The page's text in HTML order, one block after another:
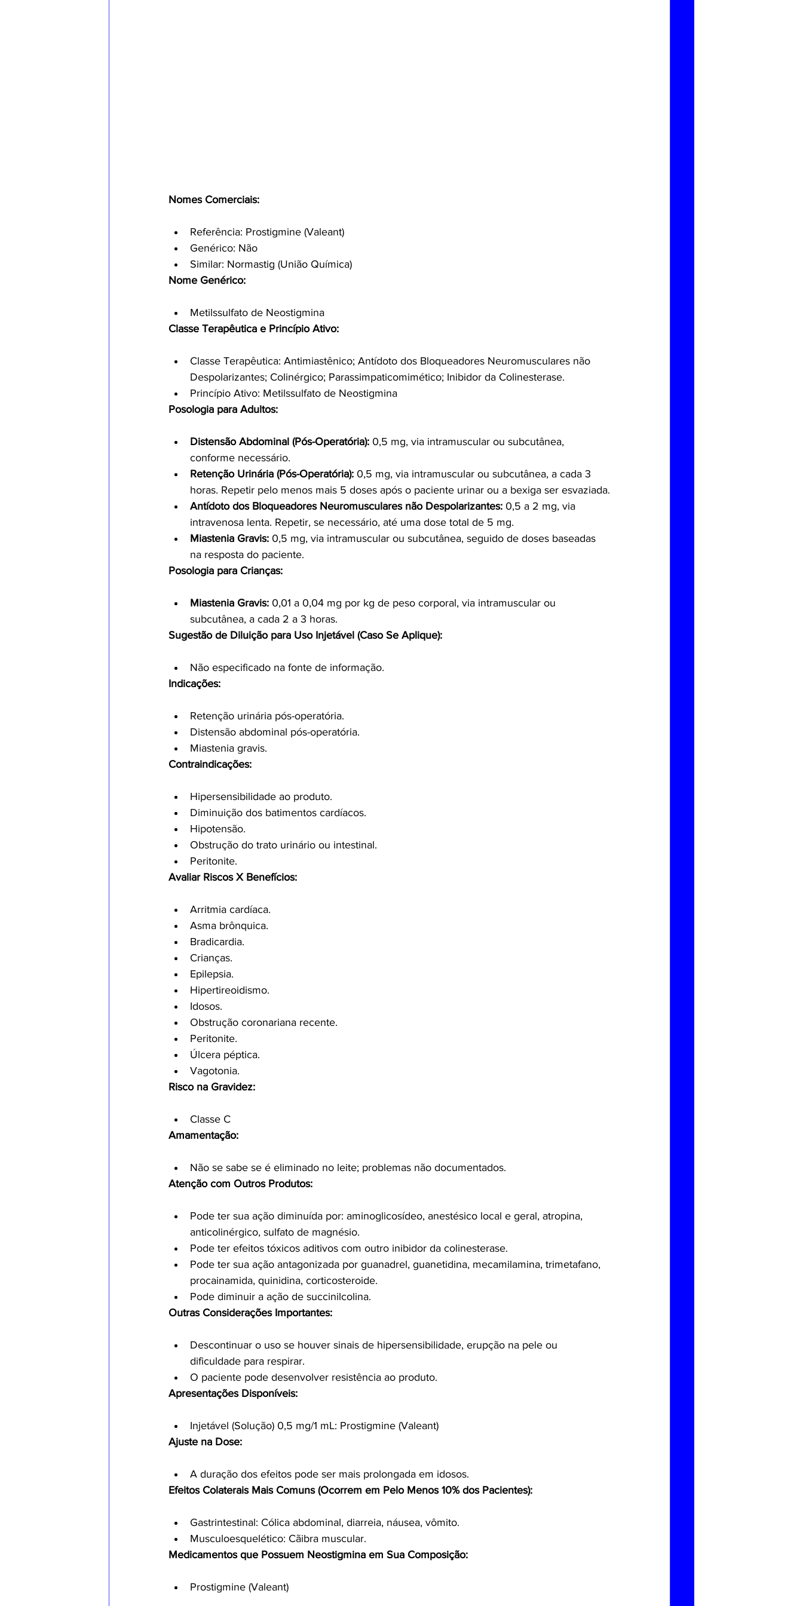
Nomes Comerciais:
Referência: Prostigmine (Valeant)
Genérico: Não
Similar: Normastig (União Química)
Nome Genérico:
Metilssulfato de Neostigmina
Classe Terapêutica e Princípio Ativo:
Classe Terapêutica: Antimiastênico; Antídoto dos Bloqueadores Neuromusculares não
Despolarizantes; Colinérgico; Parassimpaticomimético; Inibidor da Colinesterase.
Princípio Ativo: Metilssulfato de Neostigmina
Posologia para Adultos:
Distensão Abdominal (Pós-Operatória): 0,5 mg, via intramuscular ou subcutânea,
conforme necessário.
Retenção Urinária (Pós-Operatória): 0,5 mg, via intramuscular ou subcutânea, a cada 3
horas. Repetir pelo menos mais 5 doses após o paciente urinar ou a bexiga ser esvaziada.
Antídoto dos Bloqueadores Neuromusculares não Despolarizantes: 0,5 a 2 mg, via
intravenosa lenta. Repetir, se necessário, até uma dose total de 5 mg.
Miastenia Gravis: 0,5 mg, via intramuscular ou subcutânea, seguido de doses baseadas
na resposta do paciente.
Posologia para Crianças:
Miastenia Gravis: 0,01 a 0,04 mg por kg de peso corporal, via intramuscular ou
subcutânea, a cada 2 a 3 horas.
Sugestão de Diluição para Uso Injetável (Caso Se Aplique):
Não especificado na fonte de informação.
Indicações:
Retenção urinária pós-operatória.
Distensão abdominal pós-operatória.
Miastenia gravis.
Contraindicações:
Hipersensibilidade ao produto.
Diminuição dos batimentos cardíacos.
Hipotensão.
Obstrução do trato urinário ou intestinal.
Peritonite.
Avaliar Riscos X Benefícios:
Arritmia cardíaca.
Asma brônquica.
Bradicardia.
Crianças.
Epilepsia.
Hipertireoidismo.
Idosos.
Obstrução coronariana recente.
Peritonite.
Úlcera péptica.
Vagotonia.
Risco na Gravidez:
Classe C
Amamentação:
Não se sabe se é eliminado no leite; problemas não documentados.
Atenção com Outros Produtos:
Pode ter sua ação diminuída por: aminoglicosídeo, anestésico local e geral, atropina,
anticolinérgico, sulfato de magnésio.
Pode ter efeitos tóxicos aditivos com outro inibidor da colinesterase.
Pode ter sua ação antagonizada por guanadrel, guanetidina, mecamilamina, trimetafano,
procainamida, quinidina, corticosteroide.
Pode diminuir a ação de succinilcolina.
Outras Considerações Importantes:
Descontinuar o uso se houver sinais de hipersensibilidade, erupção na pele ou
dificuldade para respirar.
O paciente pode desenvolver resistência ao produto.
Apresentações Disponíveis:
Injetável (Solução) 0,5 mg/1 mL: Prostigmine (Valeant)
Ajuste na Dose:
A duração dos efeitos pode ser mais prolongada em idosos.
Efeitos Colaterais Mais Comuns (Ocorrem em Pelo Menos 10% dos Pacientes):
Gastrintestinal: Cólica abdominal, diarreia, náusea, vômito.
Musculoesquelético: Cãibra muscular.
Medicamentos que Possuem Neostigmina em Sua Composição:
Prostigmine (Valeant)